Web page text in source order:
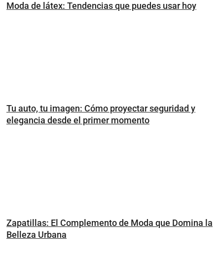
Moda de látex: Tendencias que puedes usar hoy
Tu auto, tu imagen: Cómo proyectar seguridad y
elegancia desde el primer momento
Zapatillas: El Complemento de Moda que Domina la
Belleza Urbana